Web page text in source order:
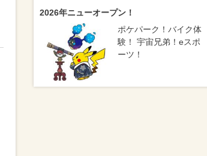
2026年ニューオープン！
ポケパーク！バイク体
験！ 宇宙兄弟！eスポ
ーツ！